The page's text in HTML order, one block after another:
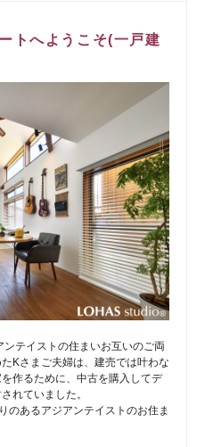
トへようこそ(一戸建
テイストの住まいお互いのご両
Kさまご夫婦は、建売では叶わな
作るために、中古を購入してデ
れていました。
のあるアジアンテイストのお住ま